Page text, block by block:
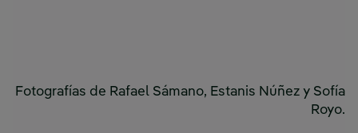
Fotografías de Rafael Sámano, Estanis Núñez y Sofía
Royo.